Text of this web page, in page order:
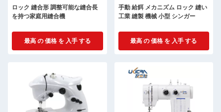
ロック 縫合形 調整可能な縫合長
を持つ家庭用縫合機
最高 の 価格 を 入手 する
手動 給餌 メカニズム ロック 縫い
工業 縫製 機械 小型 シンガー
最高 の 価格 を 入手 する